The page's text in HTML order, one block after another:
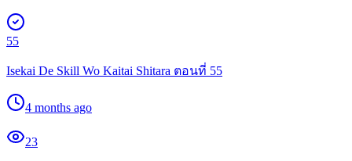
55
Isekai De Skill Wo Kaitai Shitara ตอนที่ 55
4 months ago
23